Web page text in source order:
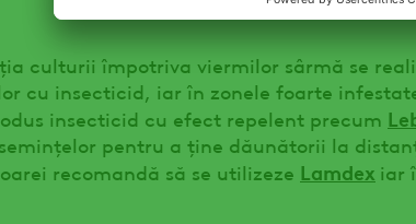
culturii împotriva viermilor sârmă se
cu insecticid, iar în zonele foarte
insecticid cu efect repelent precum
pentru a ține dăunătorii la
recomandă să se utilizeze Lamdex iar